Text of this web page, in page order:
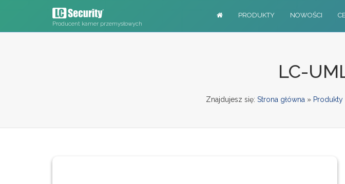
Producent kamer przemysłowych
PRODUKTY NOWOŚCI
LC-
Znajdujesz się: Strona główna » Produkty